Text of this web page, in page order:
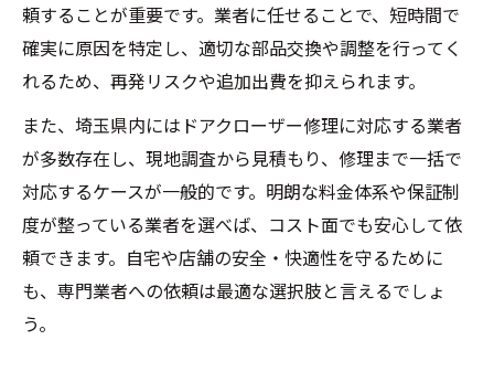
頼することが重要です。業者に任せることで、短時間で
確実に原因を特定し、適切な部品交換や調整を行ってく
れるため、再発リスクや追加出費を抑えられます。
また、埼玉県内にはドアクローザー修理に対応する業者
が多数存在し、現地調査から見積もり、修理まで一括で
対応するケースが一般的です。明朗な料金体系や保証制
度が整っている業者を選べば、コスト面でも安心して依
頼できます。自宅や店舗の安全・快適性を守るために
も、専門業者への依頼は最適な選択肢と言えるでしょ
う。